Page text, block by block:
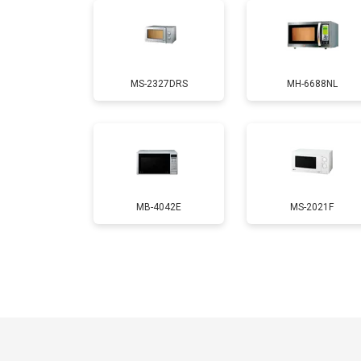
Ремонт платы управления
Замена лампочки
MS-2327DRS MH-6688NL
MB-4042E MS-2021F